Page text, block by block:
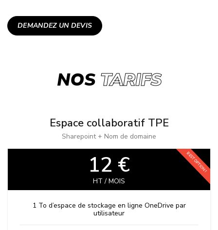
DEMANDEZ UN DEVIS
NOS TARIFS
Espace collaboratif TPE
Sharepoint + Nom de domaine
BEST OPTION !
12 €
HT / MOIS
1 To d’espace de stockage en ligne OneDrive par
utilisateur